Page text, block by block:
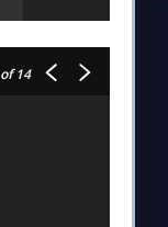
of 14